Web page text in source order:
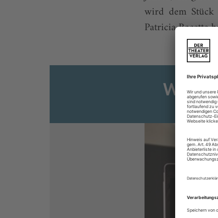
wird dem Stück
Patricia Racette